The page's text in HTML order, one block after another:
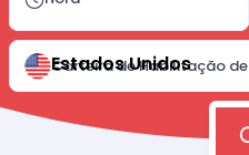
Carteira de Habilitação de
Estados Unidos